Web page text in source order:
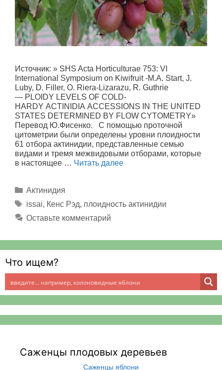
Источник: » SHS Acta Horticulturae 753: VI
International Symposium on Kiwifruit -M.A. Start, J.
Luby, D. Filler, O. Riera-Lizarazu, R. Guthrie
— PLOIDY LEVELS OF COLD-
HARDY ACTINIDIA ACCESSIONS IN THE UNITED
STATES DETERMINED BY FLOW CYTOMETRY»
Перевод Ю.Фисенко. С помощью проточной
цитометрии были определены уровни плоидности
61 отбора актинидии, представленные семью
видами и тремя межвидовыми отборами, которые
в настоящее … Читать далее
Рубрики
Актинидия
Метки
issai, Кенс Рэд, плоидность актинидии
Оставьте комментарий
Что ищем?
Саженцы плодовых деревьев
Саженцы яблони